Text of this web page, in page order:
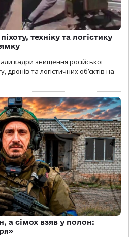
техніку та логістику
кадри знищення російської
дронів та логістичних об’єктів на
а сімох взяв у полон: